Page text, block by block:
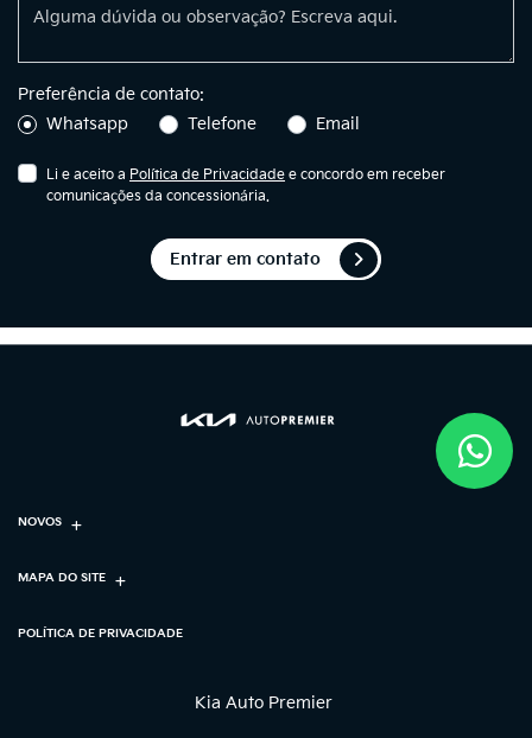
Preferência de contato:
Whatsapp
Telefone Email
Li e aceito a Política de Privacidade e concordo em receber
comunicações da concessionária.
Entrar em contato
NOVOS
MAPA DO SITE
POLÍTICA DE PRIVACIDADE
Kia Auto Premier